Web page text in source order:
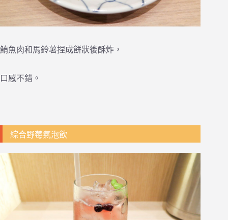
鮪魚肉和馬鈴薯捏成餅狀後酥炸，
口感不錯。
綜合野莓氣泡飲